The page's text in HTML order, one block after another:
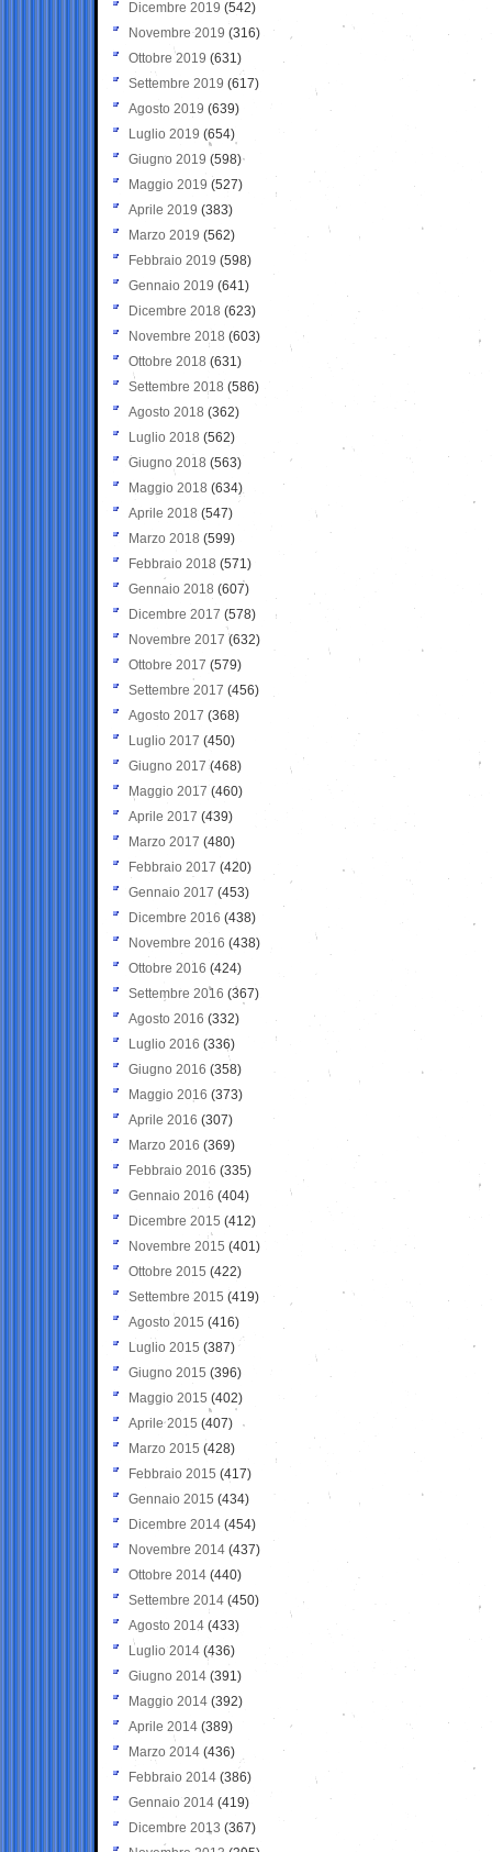
Dicembre 2019 (542)
Novembre 2019 (316)
Ottobre 2019 (631)
Settembre 2019 (617)
Agosto 2019 (639)
Luglio 2019 (654)
Giugno 2019 (598)
Maggio 2019 (527)
Aprile 2019 (383)
Marzo 2019 (562)
Febbraio 2019 (598)
Gennaio 2019 (641)
Dicembre 2018 (623)
Novembre 2018 (603)
Ottobre 2018 (631)
Settembre 2018 (586)
Agosto 2018 (362)
Luglio 2018 (562)
Giugno 2018 (563)
Maggio 2018 (634)
Aprile 2018 (547)
Marzo 2018 (599)
Febbraio 2018 (571)
Gennaio 2018 (607)
Dicembre 2017 (578)
Novembre 2017 (632)
Ottobre 2017 (579)
Settembre 2017 (456)
Agosto 2017 (368)
Luglio 2017 (450)
Giugno 2017 (468)
Maggio 2017 (460)
Aprile 2017 (439)
Marzo 2017 (480)
Febbraio 2017 (420)
Gennaio 2017 (453)
Dicembre 2016 (438)
Novembre 2016 (438)
Ottobre 2016 (424)
Settembre 2016 (367)
Agosto 2016 (332)
Luglio 2016 (336)
Giugno 2016 (358)
Maggio 2016 (373)
Aprile 2016 (307)
Marzo 2016 (369)
Febbraio 2016 (335)
Gennaio 2016 (404)
Dicembre 2015 (412)
Novembre 2015 (401)
Ottobre 2015 (422)
Settembre 2015 (419)
Agosto 2015 (416)
Luglio 2015 (387)
Giugno 2015 (396)
Maggio 2015 (402)
Aprile 2015 (407)
Marzo 2015 (428)
Febbraio 2015 (417)
Gennaio 2015 (434)
Dicembre 2014 (454)
Novembre 2014 (437)
Ottobre 2014 (440)
Settembre 2014 (450)
Agosto 2014 (433)
Luglio 2014 (436)
Giugno 2014 (391)
Maggio 2014 (392)
Aprile 2014 (389)
Marzo 2014 (436)
Febbraio 2014 (386)
Gennaio 2014 (419)
Dicembre 2013 (367)